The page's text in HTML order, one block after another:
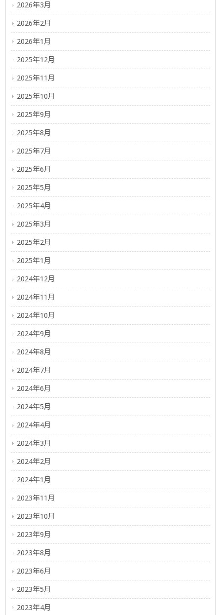
2026年3月
2026年2月
2026年1月
2025年12月
2025年11月
2025年10月
2025年9月
2025年8月
2025年7月
2025年6月
2025年5月
2025年4月
2025年3月
2025年2月
2025年1月
2024年12月
2024年11月
2024年10月
2024年9月
2024年8月
2024年7月
2024年6月
2024年5月
2024年4月
2024年3月
2024年2月
2024年1月
2023年11月
2023年10月
2023年9月
2023年8月
2023年6月
2023年5月
2023年4月